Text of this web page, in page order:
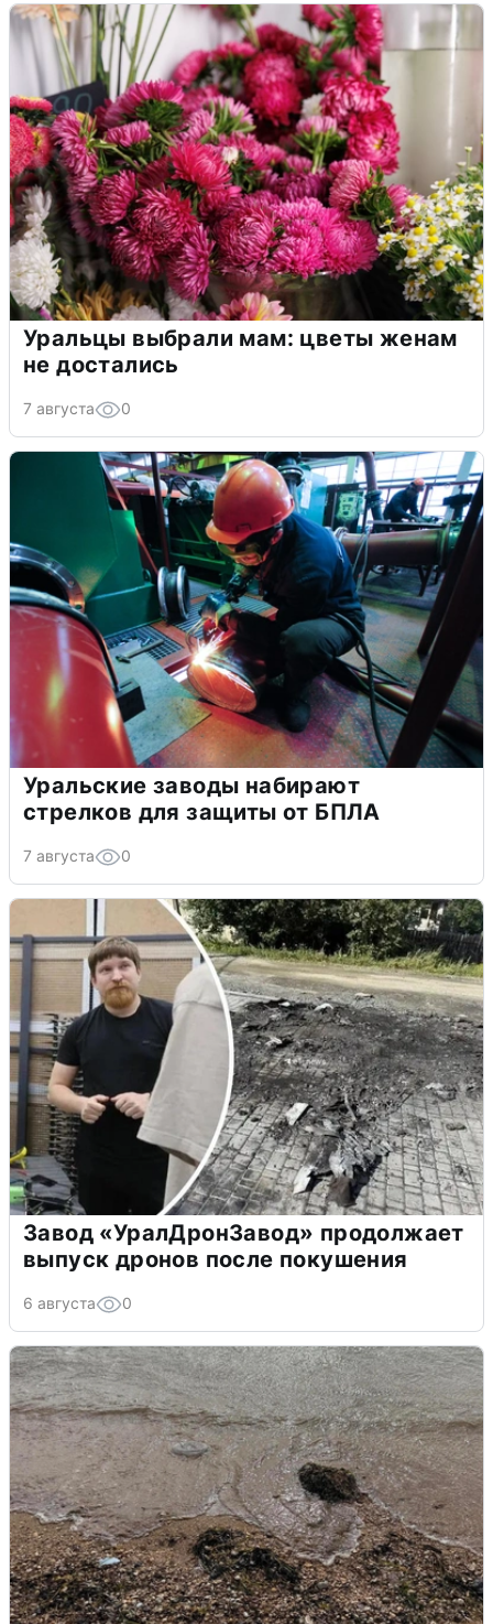
Уральцы выбрали мам: цветы женам
не достались
7 августа 0
Уральские заводы набирают
стрелков для защиты от БПЛА
7 августа 0
Завод «УралДронЗавод» продолжает
выпуск дронов после покушения
6 августа 0